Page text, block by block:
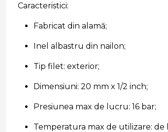
Caracteristici:
Fabricat din alamă;
Inel albastru din nailon;
Tip filet: exterior;
Dimensiuni: 20 mm x 1/2 inch;
Presiunea max de lucru: 16 bar;
Temperatura max de utilizare: de